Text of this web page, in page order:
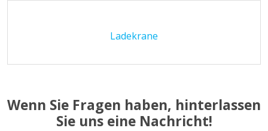
Ladekrane
Wenn Sie Fragen haben, hinterlassen
Sie uns eine Nachricht!